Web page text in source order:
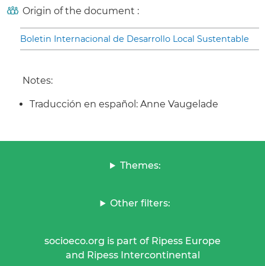
Origin of the document :
Boletin Internacional de Desarrollo Local Sustentable
Notes:
Traducción en español: Anne Vaugelade
Themes:
Other filters:
socioeco.org is part of Ripess Europe
and Ripess Intercontinental